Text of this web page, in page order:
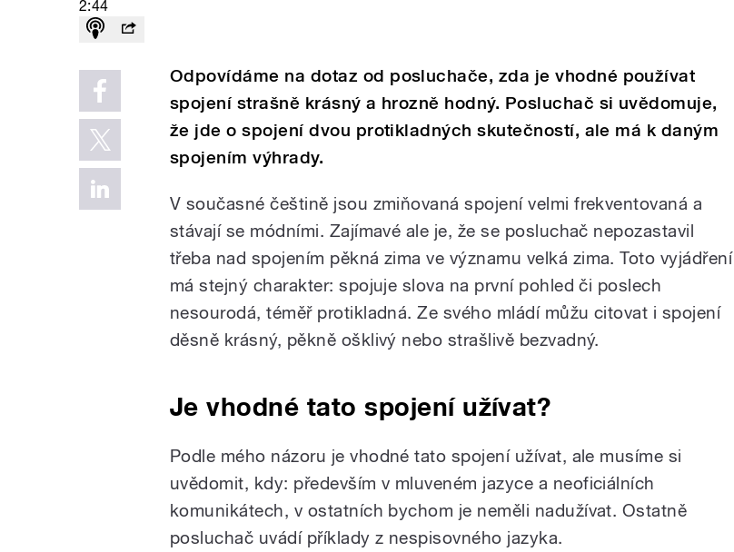
2:44
Odpovídáme na dotaz od posluchače, zda je vhodné používat
spojení strašně krásný a hrozně hodný. Posluchač si uvědomuje,
že jde o spojení dvou protikladných skutečností, ale má k daným
spojením výhrady.
V současné češtině jsou zmiňovaná spojení velmi frekventovaná a
stávají se módními. Zajímavé ale je, že se posluchač nepozastavil
třeba nad spojením pěkná zima ve významu velká zima. Toto vyjádření
má stejný charakter: spojuje slova na první pohled či poslech
nesourodá, téměř protikladná. Ze svého mládí můžu citovat i spojení
děsně krásný, pěkně ošklivý nebo strašlivě bezvadný.
Je vhodné tato spojení užívat?
Podle mého názoru je vhodné tato spojení užívat, ale musíme si
uvědomit, kdy: především v mluveném jazyce a neoficiálních
komunikátech, v ostatních bychom je neměli nadužívat. Ostatně
posluchač uvádí příklady z nespisovného jazyka.